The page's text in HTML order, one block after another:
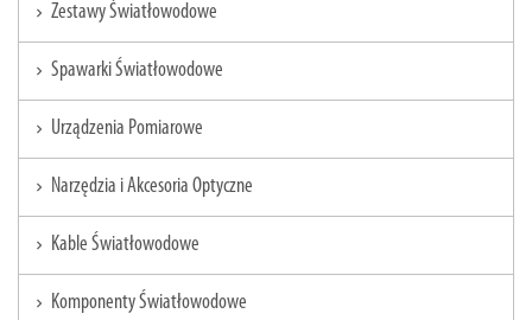
chevron_right Zestawy Światłowodowe
chevron_right Spawarki Światłowodowe
chevron_right Urządzenia Pomiarowe
chevron_right Narzędzia i Akcesoria Optyczne
chevron_right Kable Światłowodowe
chevron_right Komponenty Światłowodowe